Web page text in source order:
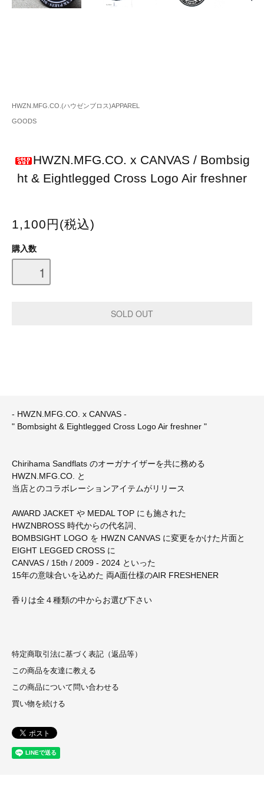
HWZN.MFG.CO.(ハウゼンブロス)APPAREL
GOODS
HWZN.MFG.CO. x CANVAS / Bombsig
ht & Eightlegged Cross Logo Air freshner
1,100円(税込)
購入数
- HWZN.MFG.CO. x CANVAS -
" Bombsight & Eightlegged Cross Logo Air freshner "
Chirihama Sandflats のオーガナイザーを共に務める
HWZN.MFG.CO. と
当店とのコラボレーションアイテムがリリース
AWARD JACKET や MEDAL TOP にも施された
HWZNBROSS 時代からの代名詞、
BOMBSIGHT LOGO を HWZN CANVAS に変更をかけた片面と
EIGHT LEGGED CROSS に
CANVAS / 15th / 2009 - 2024 といった
15年の意味合いを込めた 両A面仕様のAIR FRESHENER
香りは全４種類の中からお選び下さい
特定商取引法に基づく表記（返品等）
この商品を友達に教える
この商品について問い合わせる
買い物を続ける